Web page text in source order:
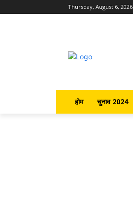
Thursday, August 6, 2026
होम चुनाव 2024